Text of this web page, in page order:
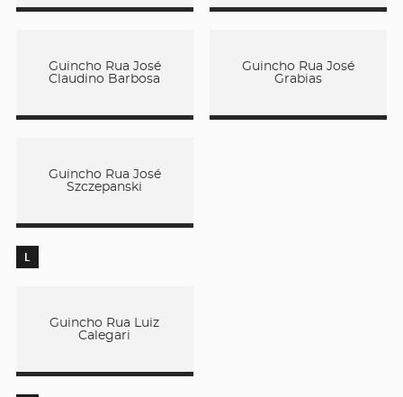
Guincho Rua José
Claudino Barbosa
Guincho Rua José
Grabias
Guincho Rua José
Szczepanski
L
Guincho Rua Luiz
Calegari